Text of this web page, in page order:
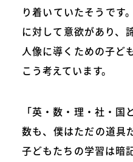
り着いていたそうです
に対して意欲があり、
人像に導くための子ど
こう考えています。
「英・数・理・社・
数も、僕はただの道具
子どもたちの学習は暗